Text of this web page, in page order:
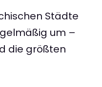
Städte
um –
die größten